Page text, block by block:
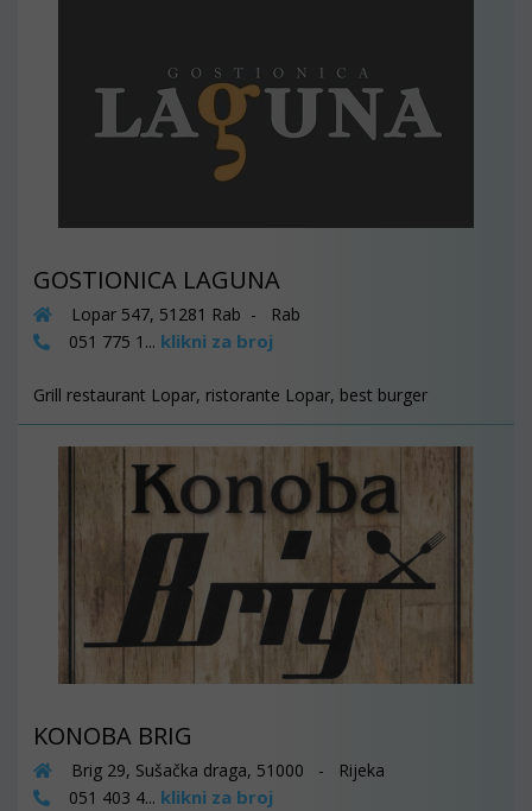
GOSTIONICA LAGUNA
Lopar 547, 51281 Rab - Rab
051 775 1... klikni za broj
Grill restaurant Lopar, ristorante Lopar, best burger
KONOBA BRIG
Brig 29, Sušačka draga, 51000 - Rijeka
051 403 4... klikni za broj